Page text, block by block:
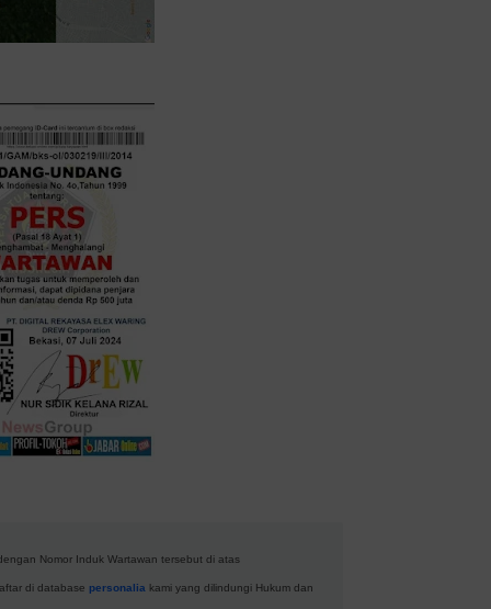
Nomor Induk Wartawan tersebut di atas
di database personaliakami yang dilindungi Hukum dan